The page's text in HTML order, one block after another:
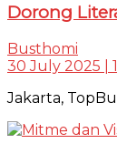
Dorong
Busthomi
30 July 2025 |
Jakarta,